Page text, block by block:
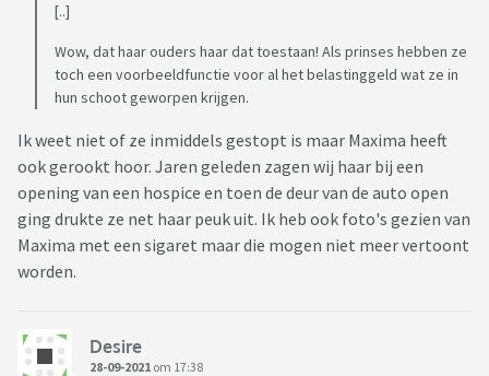
[..]
Wow, dat haar ouders haar dat toestaan! Als prinses hebben ze
toch een voorbeeldfunctie voor al het belastinggeld wat ze in
hun schoot geworpen krijgen.
Ik weet niet of ze inmiddels gestopt is maar Maxima heeft
ook gerookt hoor. Jaren geleden zagen wij haar bij een
opening van een hospice en toen de deur van de auto open
ging drukte ze net haar peuk uit. Ik heb ook foto's gezien van
Maxima met een sigaret maar die mogen niet meer vertoont
worden.
Desire
28-09-2021 om 17:38